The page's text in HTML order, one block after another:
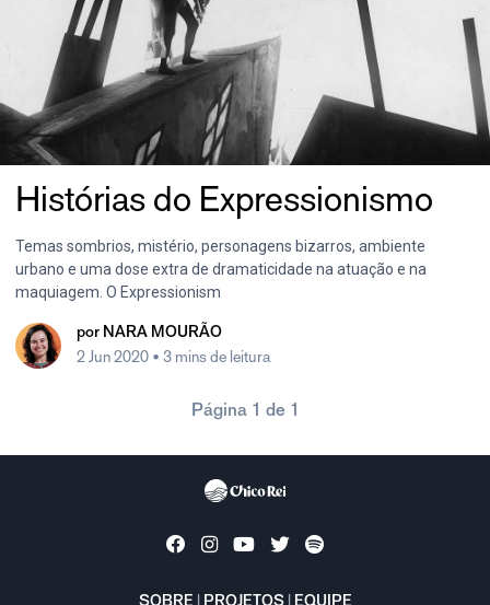
Histórias do Expressionismo
Temas sombrios, mistério, personagens bizarros, ambiente
urbano e uma dose extra de dramaticidade na atuação e na
maquiagem. O Expressionism
por NARA MOURÃO
2 Jun 2020 • 3 mins de leitura
Página 1 de 1